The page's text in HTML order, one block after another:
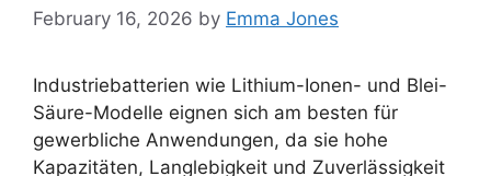
February 16, 2026 by Emma Jones
Industriebatterien wie Lithium-Ionen- und Blei-
Säure-Modelle eignen sich am besten für
gewerbliche Anwendungen, da sie hohe
Kapazitäten, Langlebigkeit und Zuverlässigkeit